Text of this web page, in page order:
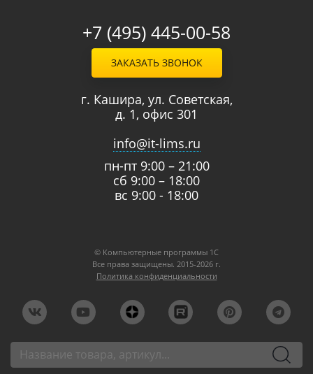
+7 (495) 445-00-58
ЗАКАЗАТЬ ЗВОНОК
г. Кашира, ул. Советская,
д. 1, офис 301
info@it-lims.ru
пн-пт 9:00 – 21:00
сб 9:00 – 18:00
вс 9:00 - 18:00
© Компьютерные программы 1C
Все права защищены. 2015-2026 г.
Политика конфиденциальности